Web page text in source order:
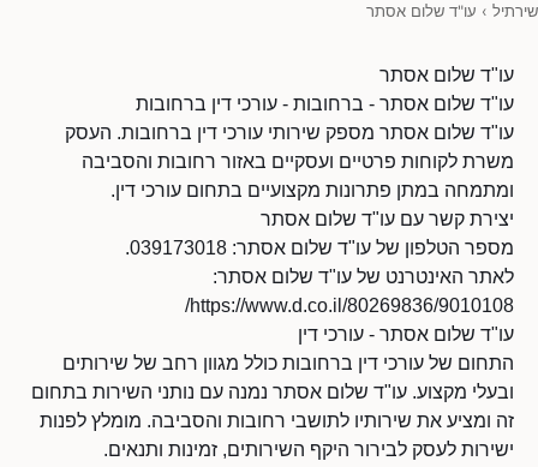
שירתיל › עו"ד שלום אסתר
עו"ד שלום אסתר
עו"ד שלום אסתר - ברחובות - עורכי דין ברחובות
עו"ד שלום אסתר מספק שירותי עורכי דין ברחובות. העסק
משרת לקוחות פרטיים ועסקיים באזור רחובות והסביבה
ומתמחה במתן פתרונות מקצועיים בתחום עורכי דין.
יצירת קשר עם עו"ד שלום אסתר
מספר הטלפון של עו"ד שלום אסתר: 039173018.
לאתר האינטרנט של עו"ד שלום אסתר:
https://www.d.co.il/80269836/9010108/
עו"ד שלום אסתר - עורכי דין
התחום של עורכי דין ברחובות כולל מגוון רחב של שירותים
ובעלי מקצוע. עו"ד שלום אסתר נמנה עם נותני השירות בתחום
זה ומציע את שירותיו לתושבי רחובות והסביבה. מומלץ לפנות
ישירות לעסק לבירור היקף השירותים, זמינות ותנאים.